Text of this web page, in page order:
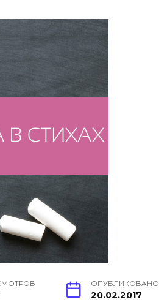
ОПУБЛИКОВАНО
20.02.2017